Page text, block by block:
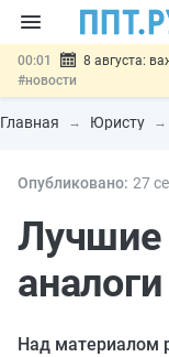
00:01
8 августа:
#новости
07.08 Подписан закон
«Честный знак»
07.08 Госпошлину за
07.08
отношений
#новости
Главная Юристу
Опубликовано: 27
Лучшие
Над материалом